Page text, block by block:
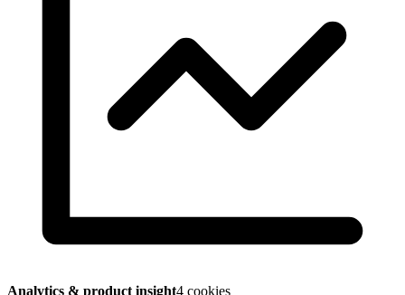
Analytics & product insight4 cookies